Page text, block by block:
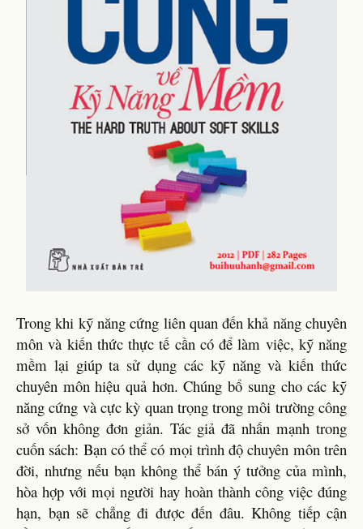
Trong khi kỹ năng cứng liên quan đến khả năng chuyên
môn và kiến thức thực tế cần có để làm việc, kỹ năng
mềm lại giúp ta sử dụng các kỹ năng và kiến thức
chuyên môn hiệu quả hơn. Chúng bổ sung cho các kỹ
năng cứng và cực kỳ quan trọng trong môi trường công
sở vốn không đơn giản. Tác giả đã nhấn mạnh trong
cuốn sách: Bạn có thể có mọi trình độ chuyên môn trên
đời, nhưng nếu bạn không thể bán ý tưởng của mình,
hòa hợp với mọi người hay hoàn thành công việc đúng
hạn, bạn sẽ chẳng đi được đến đâu. Không tiếp cận